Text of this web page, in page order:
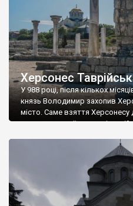
Херсонес
У 988 році, після кількох
князь Володимир захопив
місто. Саме взяття
диктувати свої умови
Херсонесі Володимир-
А потім було Хрещення Русі.